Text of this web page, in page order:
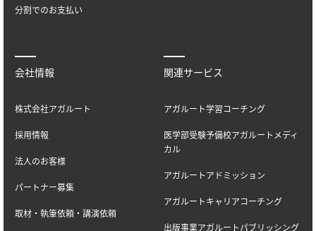
分割でのお支払い
会社情報
株式会社アガルート
採用情報
法人のお客様
パートナー募集
取材・執筆依頼・講演依頼
関連サービス
アガルート学習コーチング
医学部受験予備校アガルートメディ
カル
アガルートアドミッション
アガルートキャリアコーチング
出版事業アガルートパブリッシング